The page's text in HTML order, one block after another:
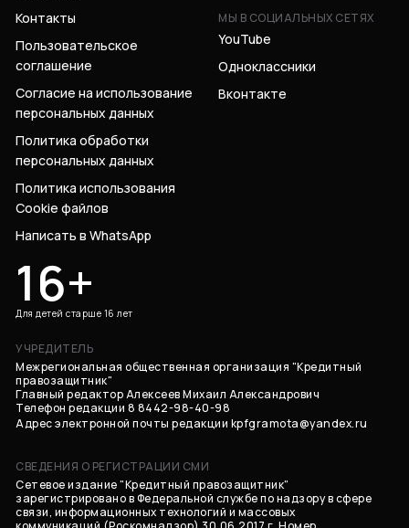
Контакты
Пользовательское
соглашение
Согласие на использование
персональных данных
Политика обработки
персональных данных
Политика использования
Cookie файлов
Написать в WhatsApp
16+
Для детей старше 16 лет
МЫ В СОЦИАЛЬНЫХ СЕТЯХ
YouTube
Одноклассники
Вконтакте
УЧРЕДИТЕЛЬ
Межрегиональная общественная организация "Кредитный
правозащитник"
Главный редактор Алексеев Михаил Александрович
Телефон редакции 8 8442-98-40-98
Адрес электронной почты редакции kpfgramota@yandex.ru
СВЕДЕНИЯ О РЕГИСТРАЦИИ СМИ
Сетевое издание "Кредитный правозащитник"
зарегистрировано в Федеральной службе по надзору в сфере
связи, информационных технологий и массовых